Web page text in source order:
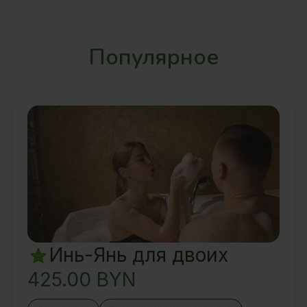
Популярное
Инь-Янь для двоих
425.00 BYN